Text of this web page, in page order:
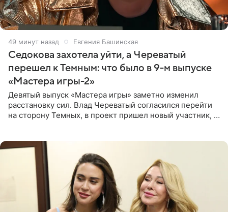
50 минут назад Евгения Башинская
Седокова захотела уйти, а Череватый
перешел к Темным: что было в 9-м выпуске
«Мастера игры-2»
Девятый выпуск «Мастера игры» заметно изменил
расстановку сил. Влад Череватый согласился перейти
на сторону Темных, в проект пришел новый участник, а